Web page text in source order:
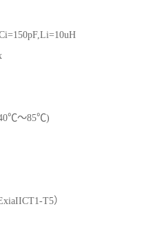
40℃～85℃)
T5）